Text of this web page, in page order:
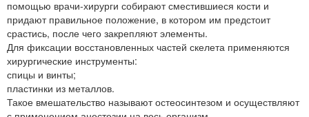
помощью врачи-хирурги собирают сместившиеся кости и
придают правильное положение, в котором им предстоит
срастись, после чего закрепляют элементы.
Для фиксации восстановленных частей скелета применяются
хирургические инструменты:
спицы и винты;
пластинки из металлов.
Такое вмешательство называют остеосинтезом и осуществляют